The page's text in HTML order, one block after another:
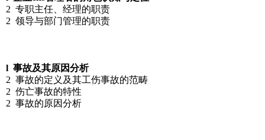
2 专职主任、经理的职责
2 领导与部门管理的职责
l 事故及其原因分析
2 事故的定义及其工伤事故的范畴
2 伤亡事故的特性
2 事故的原因分析